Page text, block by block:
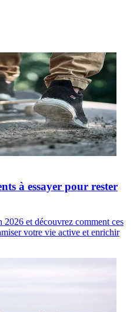
à essayer pour rester
2026 et découvrez comment ces
votre vie active et enrichir